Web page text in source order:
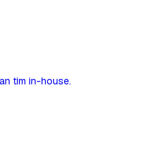
tim in-house.